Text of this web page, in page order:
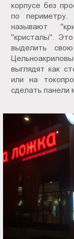
корпусе без
по периметру.
называют
"кристалы".
выделить
выглядят как
или на
сделать панели
Пт.:
9.00-
18.00
Сб.,
Вс.:
выходной